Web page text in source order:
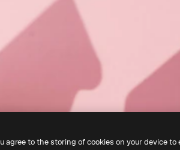
agree to the storing of cookies on your device to